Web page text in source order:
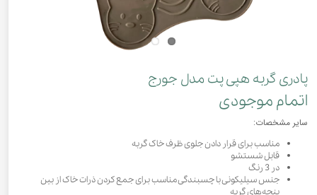
پادری گربه هپی پت مدل جورج
اتمام موجودی
سایر مشخصات:
مناسب برای قرار دادن جلوی ظرف خاک گربه
قابل شستشو
در 3 رنگ
جنس سیلیکونی با چسبندگی مناسب برای جمع کردن ذرات خاک از بین
پنجه‌های گربه